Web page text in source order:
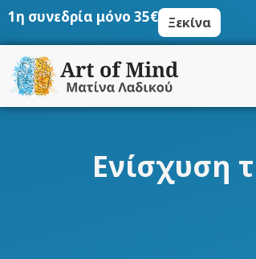
Μετάβαση
περιεχόμενο
1η συνεδρία μόνο 35€ Ξεκίνα
Ενίσχυση